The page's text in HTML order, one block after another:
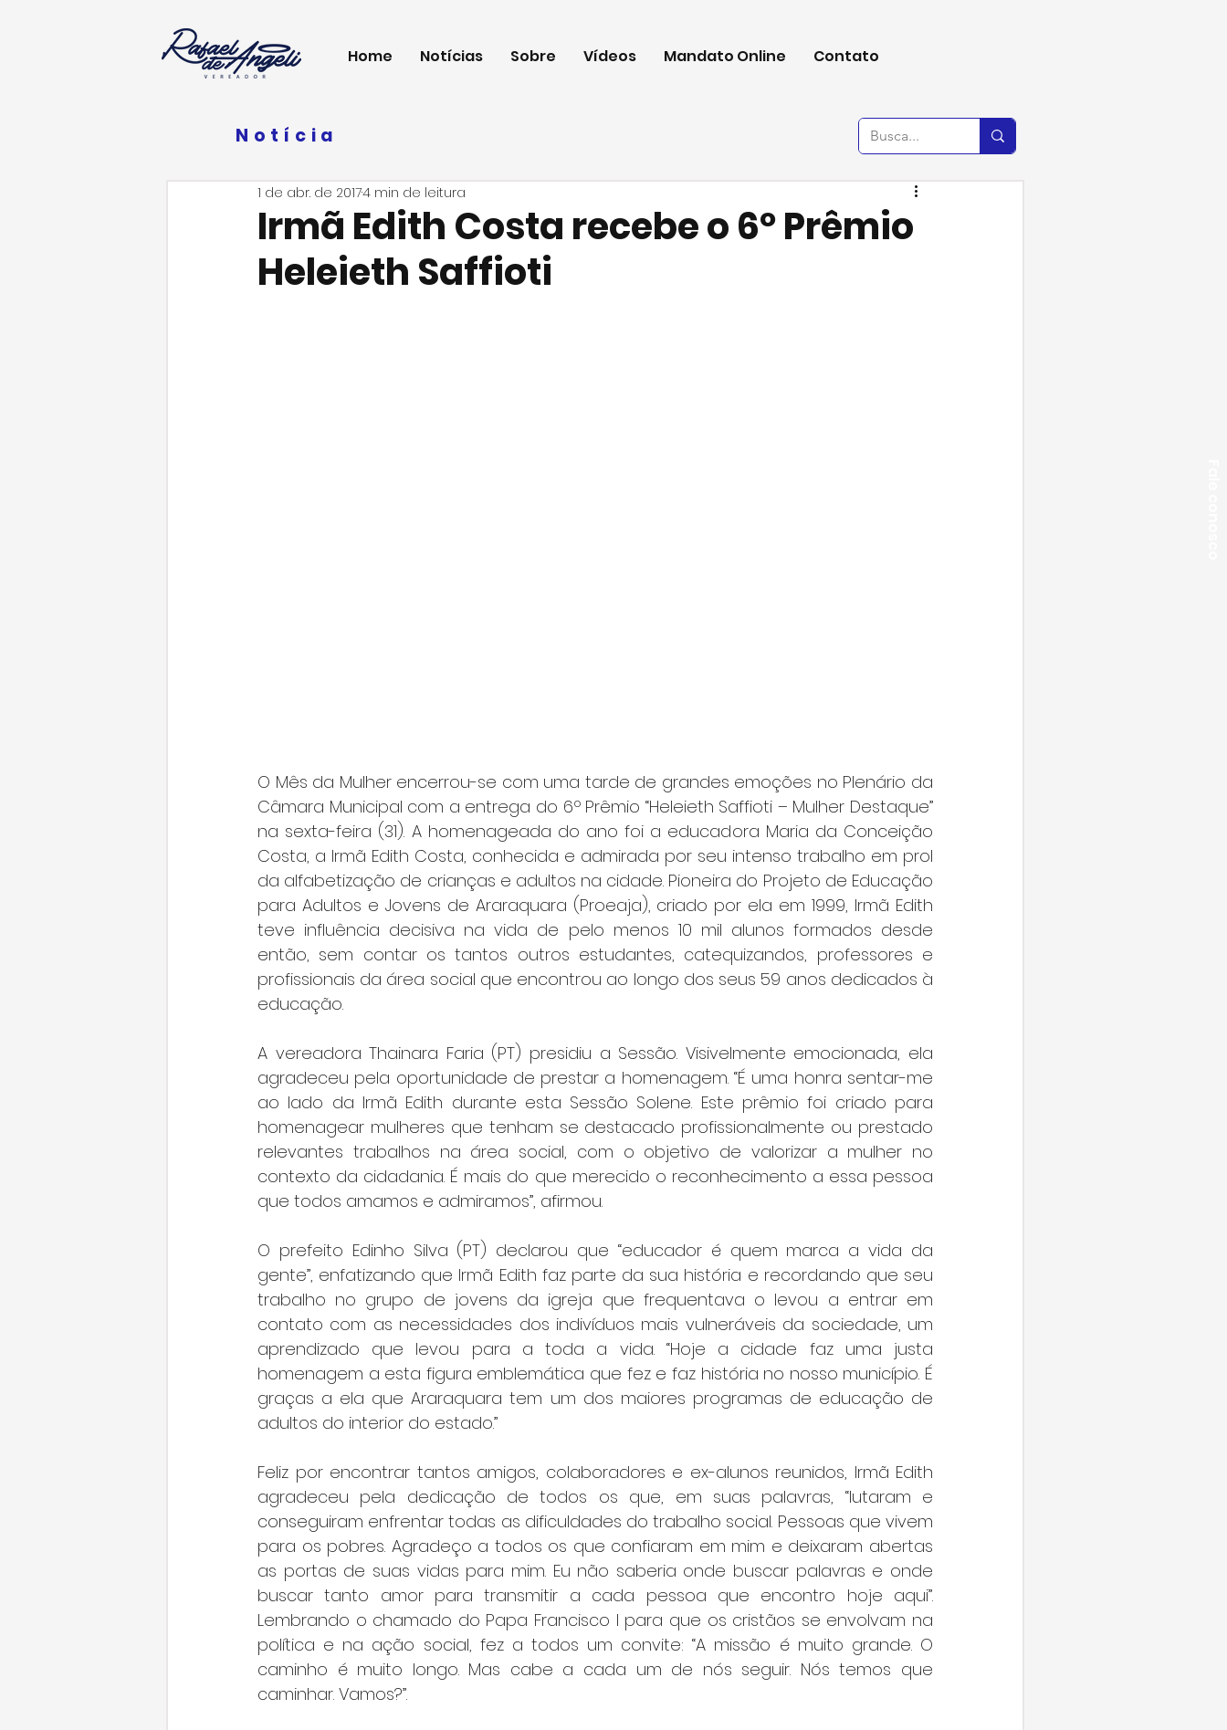
Home Notícias Sobre Vídeos Mandato Online Contato
Notícia
Irmã Edith Costa recebe o 6º Prêmio
Heleieth Saffioti
1 de abr. de 20174 min de leitura
O Mês da Mulher encerrou-se com uma tarde de grandes emoções no Plenário da
Câmara Municipal com a entrega do 6º Prêmio “Heleieth Saffioti – Mulher Destaque”
na sexta-feira (31). A homenageada do ano foi a educadora Maria da Conceição
Costa, a Irmã Edith Costa, conhecida e admirada por seu intenso trabalho em prol
da alfabetização de crianças e adultos na cidade. Pioneira do Projeto de Educação
para Adultos e Jovens de Araraquara (Proeaja), criado por ela em 1999, Irmã Edith
teve influência decisiva na vida de pelo menos 10 mil alunos formados desde
então, sem contar os tantos outros estudantes, catequizandos, professores e
profissionais da área social que encontrou ao longo dos seus 59 anos dedicados à
educação.
A vereadora Thainara Faria (PT) presidiu a Sessão. Visivelmente emocionada, ela
agradeceu pela oportunidade de prestar a homenagem. “É uma honra sentar-me
ao lado da Irmã Edith durante esta Sessão Solene. Este prêmio foi criado para
homenagear mulheres que tenham se destacado profissionalmente ou prestado
relevantes trabalhos na área social, com o objetivo de valorizar a mulher no
contexto da cidadania. É mais do que merecido o reconhecimento a essa pessoa
que todos amamos e admiramos”, afirmou.
O prefeito Edinho Silva (PT) declarou que “educador é quem marca a vida da
gente”, enfatizando que Irmã Edith faz parte da sua história e recordando que seu
trabalho no grupo de jovens da igreja que frequentava o levou a entrar em
contato com as necessidades dos indivíduos mais vulneráveis da sociedade, um
aprendizado que levou para a toda a vida. “Hoje a cidade faz uma justa
homenagem a esta figura emblemática que fez e faz história no nosso município. É
graças a ela que Araraquara tem um dos maiores programas de educação de
adultos do interior do estado.”
Feliz por encontrar tantos amigos, colaboradores e ex-alunos reunidos, Irmã Edith
agradeceu pela dedicação de todos os que, em suas palavras, “lutaram e
conseguiram enfrentar todas as dificuldades do trabalho social. Pessoas que vivem
para os pobres. Agradeço a todos os que confiaram em mim e deixaram abertas
as portas de suas vidas para mim. Eu não saberia onde buscar palavras e onde
buscar tanto amor para transmitir a cada pessoa que encontro hoje aqui”.
Lembrando o chamado do Papa Francisco I para que os cristãos se envolvam na
política e na ação social, fez a todos um convite: “A missão é muito grande. O
caminho é muito longo. Mas cabe a cada um de nós seguir. Nós temos que
caminhar. Vamos?”.